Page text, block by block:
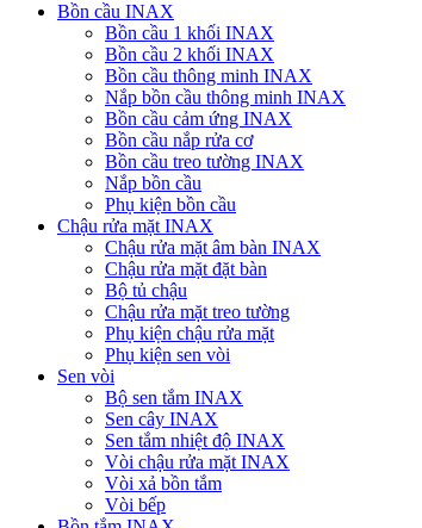
Bồn cầu INAX
Bồn cầu 1 khối INAX
Bồn cầu 2 khối INAX
Bồn cầu thông minh INAX
Nắp bồn cầu thông minh INAX
Bồn cầu cảm ứng INAX
Bồn cầu nắp rửa cơ
Bồn cầu treo tường INAX
Nắp bồn cầu
Phụ kiện bồn cầu
Chậu rửa mặt INAX
Chậu rửa mặt âm bàn INAX
Chậu rửa mặt đặt bàn
Bộ tủ chậu
Chậu rửa mặt treo tường
Phụ kiện chậu rửa mặt
Phụ kiện sen vòi
Sen vòi
Bộ sen tắm INAX
Sen cây INAX
Sen tắm nhiệt độ INAX
Vòi chậu rửa mặt INAX
Vòi xả bồn tắm
Vòi bếp